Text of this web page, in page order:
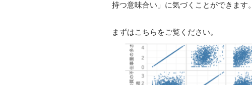
持つ意味合い」に気づくことができます。
まずはこちらをご覧ください。